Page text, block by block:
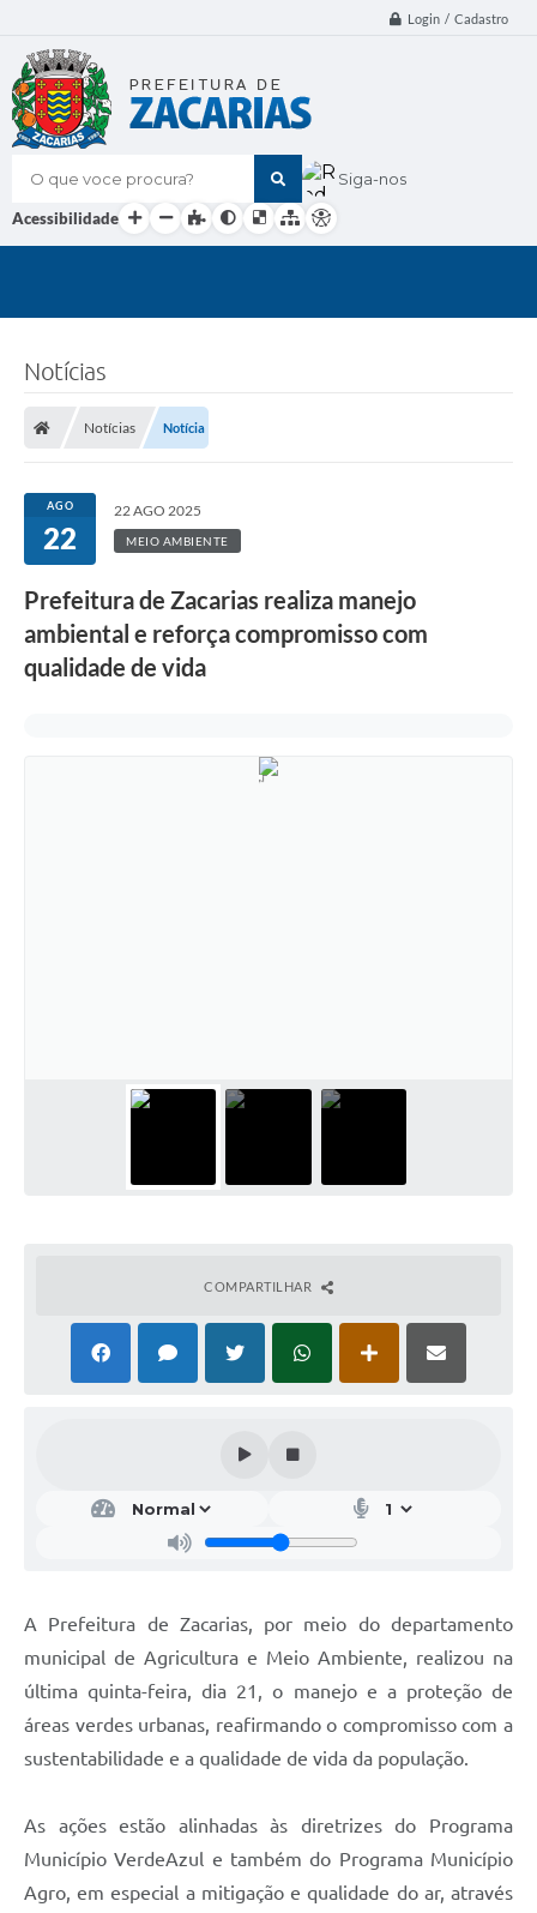
Login / Cadastro
O que voce procura? Siga-nos
Acessibilidade
Notícias
Notícias Notícia
AGO
22
22 AGO 2025
MEIO AMBIENTE
Prefeitura de Zacarias realiza manejo
ambiental e reforça compromisso com
qualidade de vida
COMPARTILHAR
A Prefeitura de Zacarias, por meio do departamento
municipal de Agricultura e Meio Ambiente, realizou na
última quinta-feira, dia 21, o manejo e a proteção de
áreas verdes urbanas, reafirmando o compromisso com a
sustentabilidade e a qualidade de vida da população.
As ações estão alinhadas às diretrizes do Programa
Município VerdeAzul e também do Programa Município
Agro, em especial a mitigação e qualidade do ar, através